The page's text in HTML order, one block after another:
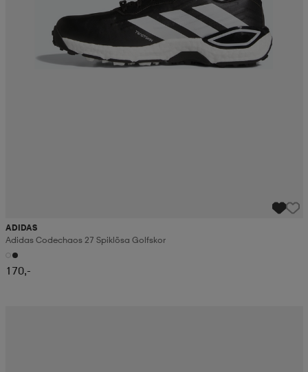
ADIDAS
Adidas Codechaos 27 Spiklösa Golfskor
170,-